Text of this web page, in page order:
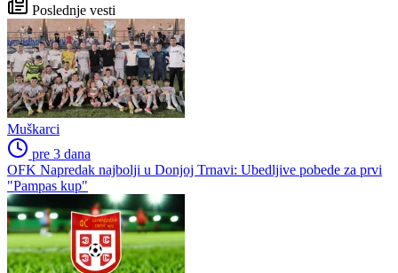
Poslednje vesti
Muškarci
pre 3 dana
OFK Napredak najbolji u Donjoj Trnavi: Ubedljive pobede za prvi
"Pampas kup"